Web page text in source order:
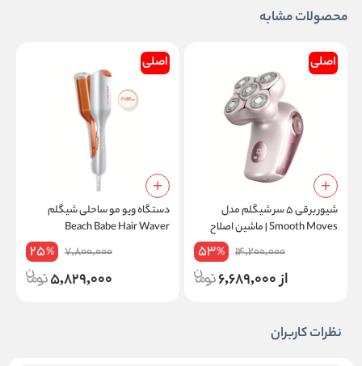
محصولات مشابه
اصلی
شیور برقی ۵ سر شیگلم مدل
Smooth Moves | ماشین اصلاح
14,200,000
53%
از 6,689,000
اصلی
دستگاه ویو مو ساحلی شیگلم
Beach Babe Hair Waver
7,800,000
25%
5,829,000
نظرات کاربران